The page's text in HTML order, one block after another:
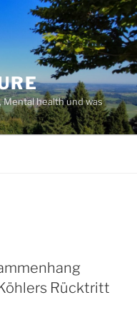
health und was
Rücktritt